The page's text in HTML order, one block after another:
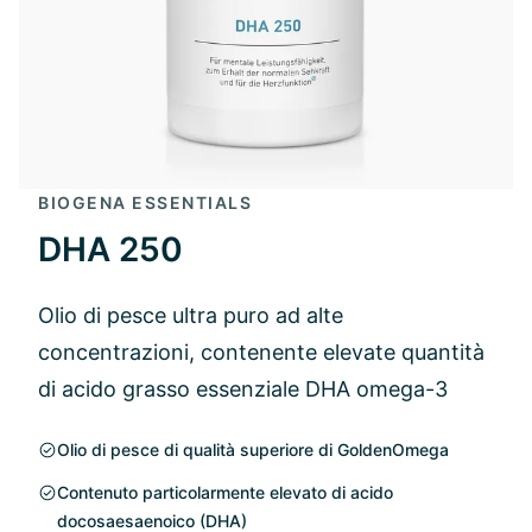
BIOGENA ESSENTIALS
DHA 250
Olio di pesce ultra puro ad alte
concentrazioni, contenente elevate quantità
di acido grasso essenziale DHA omega-3
Olio di pesce di qualità superiore di GoldenOmega
Contenuto particolarmente elevato di acido
docosaesaenoico (DHA)